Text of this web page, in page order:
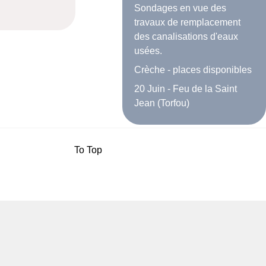
Sondages en vue des
travaux de remplacement
des canalisations d'eaux
usées.
Crèche - places disponibles
20 Juin - Feu de la Saint
Jean (Torfou)
To Top